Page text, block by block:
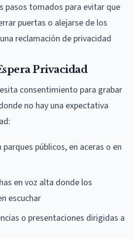
pasos tomados para evitar que
puertas o alejarse de los
reclamación de privacidad
Privacidad
consentimiento para grabar
no hay una expectativa
parques públicos, en aceras o en
en voz alta donde los
escuchar
o presentaciones dirigidas a